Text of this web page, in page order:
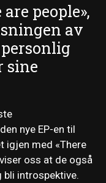
people»,
av
personlig
sine
nye EP-en til
igjen med «There
oss at de også
bli introspektive.